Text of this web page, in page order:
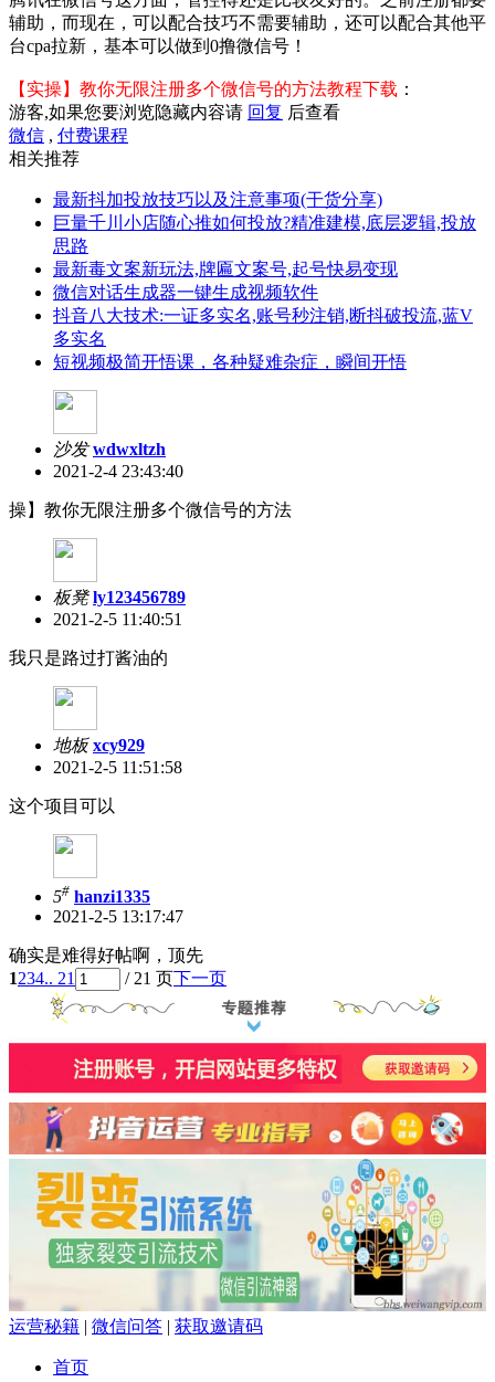
辅助，而现在，可以配合技巧不需要辅助，还可以配合其他平
台cpa拉新，基本可以做到0撸微信号！
【实操】教你无限注册多个微信号的方法教程下载 ：
游客,如果您要浏览隐藏内容请 回复 后查看
微信 , 付费课程
相关推荐
最新抖加投放技巧以及注意事项(干货分享)
巨量千川小店随心推如何投放?精准建模,底层逻辑,投放
思路
最新毒文案新玩法,牌匾文案号,起号快易变现
微信对话生成器一键生成视频软件
抖音八大技术:一证多实名,账号秒注销,断抖破投流,蓝V
多实名
短视频极简开悟课，各种​疑难杂症，瞬间开悟
沙发 wdwxltzh
2021-2-4 23:43:40
操】教你无限注册多个微信号的方法
板凳 ly123456789
2021-2-5 11:40:51
我只是路过打酱油的
地板 xcy929
2021-2-5 11:51:58
这个项目可以
5# hanzi1335
2021-2-5 13:17:47
确实是难得好帖啊，顶先
1234.. 21 / 21 页下一页
运营秘籍 | 微信问答 | 获取邀请码
首页